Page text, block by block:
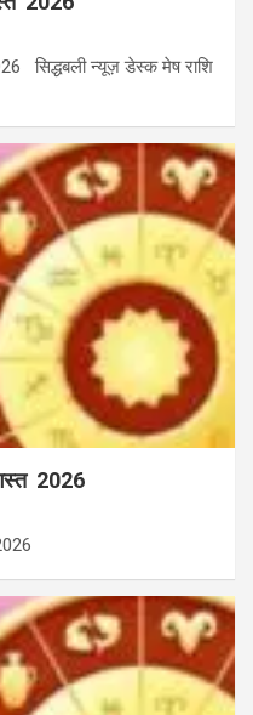
सिद्धबली न्यूज़ डेस्क मेष राशि
2026